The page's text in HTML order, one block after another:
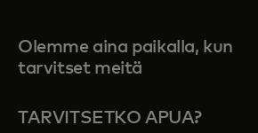
Olemme aina paikalla, kun
tarvitset meitä
TARVITSETKO APUA?